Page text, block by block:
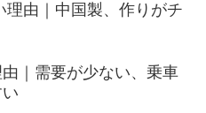
理由｜中国製、作りがチ
｜需要が少ない、乗車